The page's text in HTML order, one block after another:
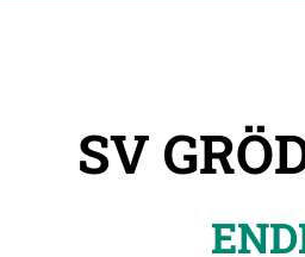
SV